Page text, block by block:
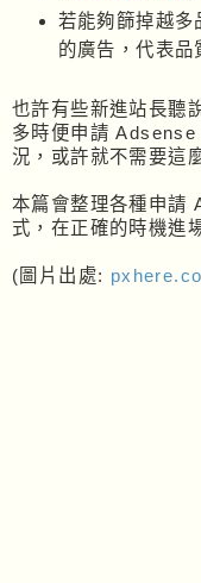
若能夠篩掉越多
的廣告，代表品
也許有些新進站長聽
多時便申請
況，或許就不需要這
本篇會整理各種申請
式，在正確的時機進
(圖片出處: